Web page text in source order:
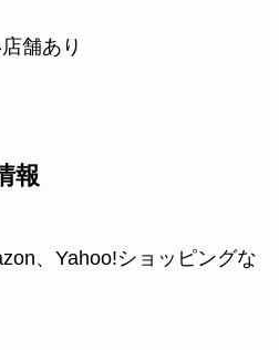
舗あり
報
、Yahoo!ショッピングな